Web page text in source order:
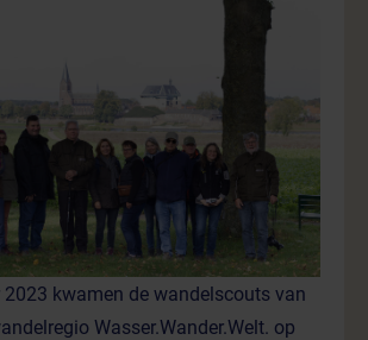
2023 kwamen de wandelscouts van
Wasser.Wander.Welt. op